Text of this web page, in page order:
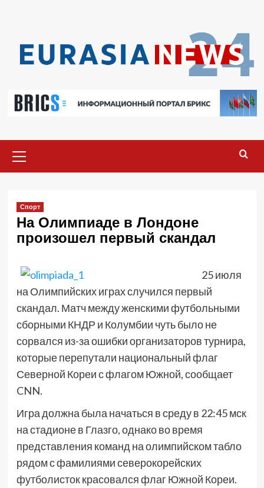
меню
Спорт
На Олимпиаде в Лондоне
произошел первый скандал
25 июля
на Олимпийских играх случился первый
скандал. Матч между женскими футбольными
сборными КНДР и Колумбии чуть было не
сорвался из-за ошибки организаторов турнира,
которые перепутали национальный флаг
Северной Кореи с флагом Южной, сообщает
CNN.
Игра должна была начаться в среду в 22:45 мск
на стадионе в Глазго, однако во время
представления команд на олимпийском табло
рядом с фамилиями северокорейских
футболисток красовался флаг Южной Кореи.